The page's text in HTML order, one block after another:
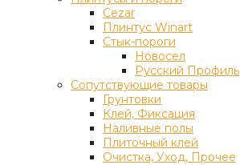
Cezar
Плинтус Winart
Стык-пороги
Новосел
Русский Профиль
Сопутствующие товары
Грунтовки
Клей, Фиксация
Наливные полы
Плиточный клей
Очистка, Уход, Прочее